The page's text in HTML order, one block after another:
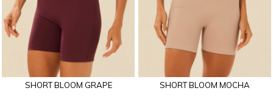
SHORT BLOOM GRAPE SHORT BLOOM MOCHA